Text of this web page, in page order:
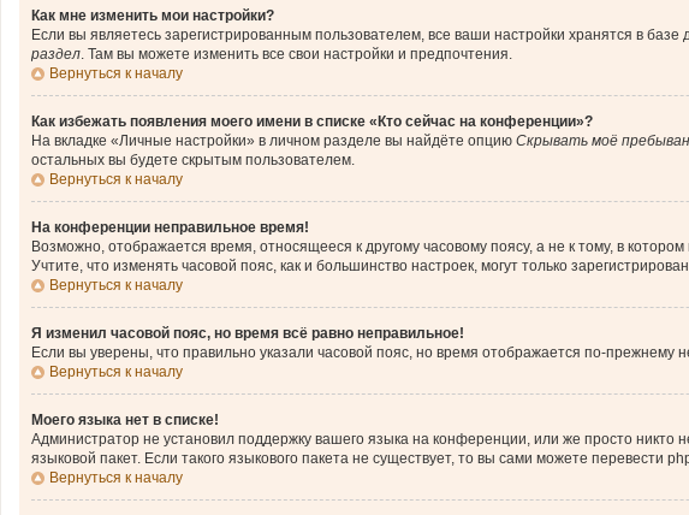
Как мне изменить мои настройки?
Если вы являетесь зарегистрированным пользователем, все ваши настройки хранятся в
раздел . Там вы можете изменить все свои настройки и предпочтения.
Вернуться к началу
Как избежать появления моего имени в списке «Кто сейчас на конференции»?
На вкладке «Личные настройки» в личном разделе вы найдёте опцию Скрывать моё
остальных вы будете скрытым пользователем.
Вернуться к началу
На конференции неправильное время!
Возможно, отображается время, относящееся к другому часовому поясу, а не к тому, в
Учтите, что изменять часовой пояс, как и большинство настроек, могут только
Вернуться к началу
Я изменил часовой пояс, но время всё равно неправильное!
Если вы уверены, что правильно указали часовой пояс, но время отображается по-
Вернуться к началу
Моего языка нет в списке!
Администратор не установил поддержку вашего языка на конференции, или же просто
языковой пакет. Если такого языкового пакета не существует, то вы сами можете
Вернуться к началу